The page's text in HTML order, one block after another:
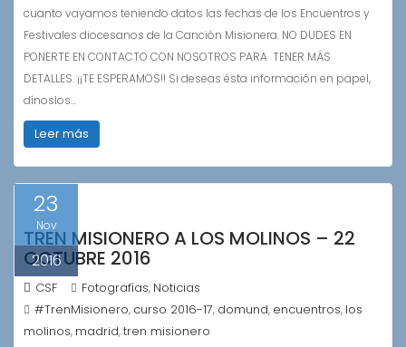
cuanto vayamos teniendo datos las fechas de los Encuentros y
Festivales diocesanos de la Canción Misionera. NO DUDES EN
PONERTE EN CONTACTO CON NOSOTROS PARA TENER MÁS
DETALLES. ¡¡TE ESPERAMOS!! Si deseas ésta información en papel,
dínoslos…
Leer más
23
Nov
2016
TREN MISIONERO A LOS MOLINOS – 22
OCTUBRE 2016
CSF Fotografías, Noticias
#TrenMisionero, curso 2016-17, domund, encuentros, los
molinos, madrid,tren misionero